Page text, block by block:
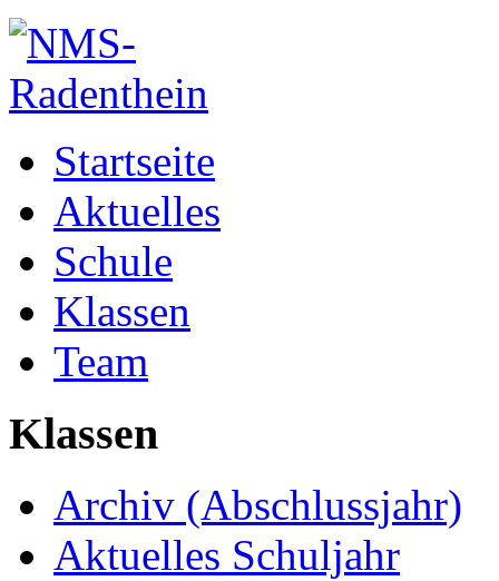
Startseite
Aktuelles
Schule
Klassen
Team
Klassen
Archiv (Abschlussjahr)
Aktuelles Schuljahr